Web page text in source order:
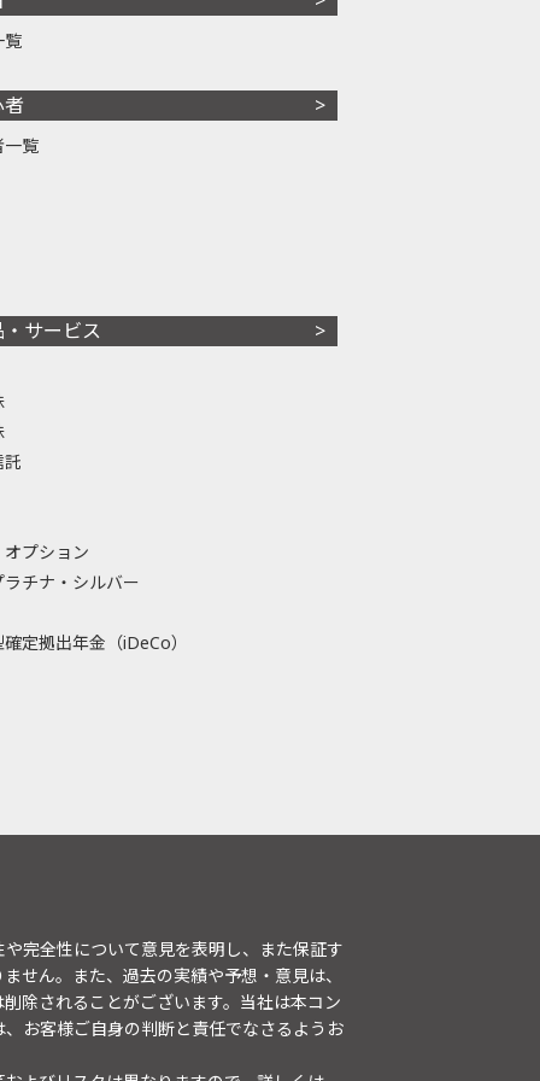
覧
一覧
サービス
託
プション
ラチナ・シルバー
定拠出年金（iDeCo）
完全性について意見を表明し、また保証す
せん。また、過去の実績や予想・意見は、
除されることがございます。当社は本コン
お客様ご自身の判断と責任でなさるようお